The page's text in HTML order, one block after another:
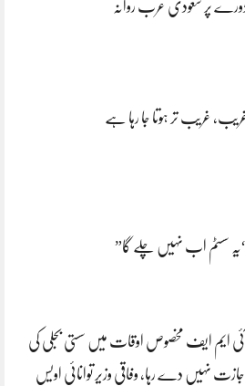
پر سعودی عرب روانہ
غریب تر ہوتا جا رہا ہے
سسٹم اب نہیں چلے گا”
ایم ایف مخصوص اوقات میں سستی بجلی کی
نہیں دے رہا، وفاقی وزیر توانائی اویس